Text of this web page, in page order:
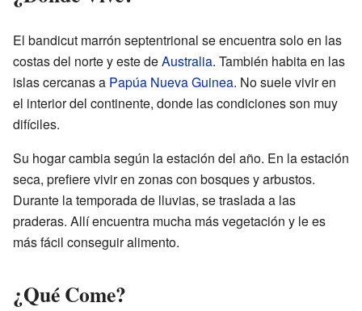
El bandicut marrón septentrional se encuentra solo en las
costas del norte y este deAustralia. También habita en las
islas cercanas a Papúa Nueva Guinea. No suele vivir en
el interior del continente, donde las condiciones son muy
difíciles.
Su hogar cambia según la estación del año. En la estación
seca, prefiere vivir en zonas con bosques y arbustos.
Durante la temporada de lluvias, se traslada a las
praderas. Allí encuentra mucha más vegetación y le es
más fácil conseguir alimento.
¿Qué Come?